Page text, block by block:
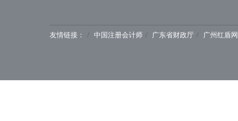
友情链接： 中国注册会计师 广东省财政厅 广州红盾网